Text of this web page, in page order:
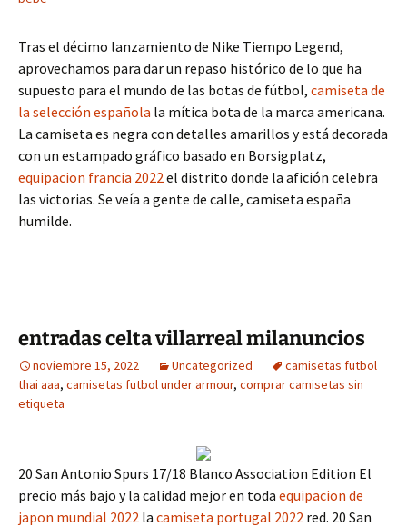
Tras el décimo lanzamiento de Nike Tiempo Legend,
aprovechamos para dar un repaso histórico de lo que ha
supuesto para el mundo de las botas de fútbol, camiseta de
la selección española la mítica bota de la marca americana.
La camiseta es negra con detalles amarillos y está decorada
con un estampado gráfico basado en Borsigplatz,
equipacion francia 2022el distrito donde la afición celebra
las victorias. Se veía a gente de calle, camiseta españa
humilde.
entradas celta villarreal milanuncios
noviembre 15, 2022 Uncategorized
camisetas futbol
thai aaa, camisetas futbol under armour, comprar camisetas sin
etiqueta
20 San Antonio Spurs 17/18 Blanco Association Edition El
precio más bajo y la calidad mejor en toda equipacion de
japon mundial 2022 la camiseta portugal 2022 red. 20 San